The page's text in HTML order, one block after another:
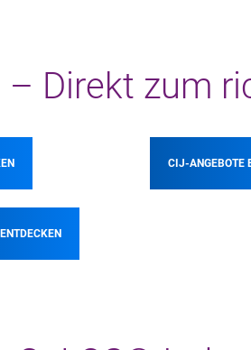
Direkt zum
CIJ-ANGEBOTE